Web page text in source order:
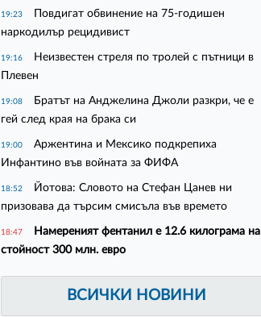
19:23
Повдигат обвинение на 75-годишен
наркодилър рецидивист
19:16
Неизвестен стреля по тролей с пътници в
Плевен
19:08
Братът на Анджелина Джоли разкри, че е
гей след края на брака си
19:00
Аржентина и Мексико подкрепиха
Инфантино във войната за ФИФА
18:52
Йотова: Словото на Стефан Цанев ни
призовава да търсим смисъла във времето
18:47
Намереният фентанил е 12.6 килограма на
стойност 300 млн. евро
ВСИЧКИ НОВИНИ